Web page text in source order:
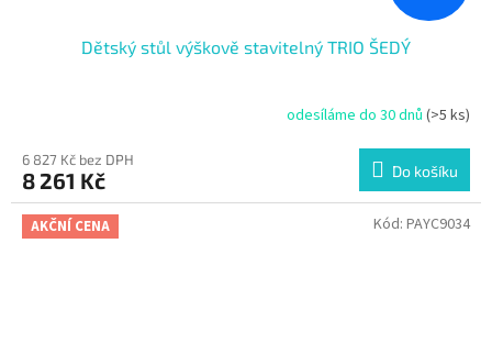
Dětský stůl výškově stavitelný TRIO ŠEDÝ
odesíláme do 30 dnů (>5 ks)
6 827 Kč bez DPH
8 261 Kč Do košíku
AKČNÍ CENA Kód: PAYC9034